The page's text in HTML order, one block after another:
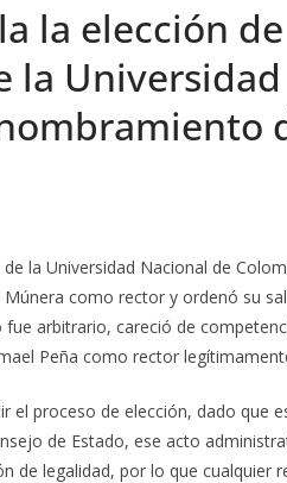
la elección
la
la Universidad Nacional de
como rector y ordenó su
arbitrario, careció de
Peña como rector
el proceso de elección, dado que
de Estado, ese acto
de legalidad, por lo que cualquier